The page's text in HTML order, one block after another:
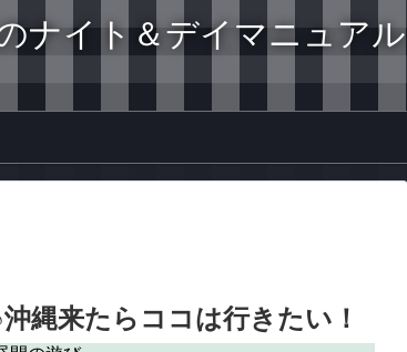
ナイト＆デイマニュアル
縄来たらココは行きたい！